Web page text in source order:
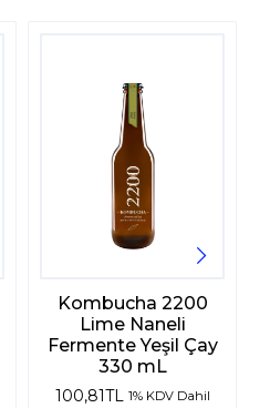
Kombucha 2200
Lime Naneli
Fermente Yeşil Çay
330 mL
100,81TL 1% KDV Dahil